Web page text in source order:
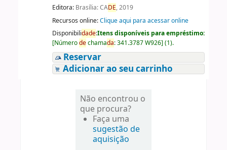
Editora: Brasília: CADE, 2019
Recursos online:Clique aqui para acessar online
Disponibilidade:Itens disponíveis para empréstimo:
[Númerodechamada:341.3787 W926] (1).
Reservar
Adicionar ao seu carrinho
Não encontrou o
que procura?
Faça uma
sugestão de
aquisição